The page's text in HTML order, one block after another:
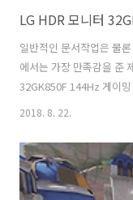
일반적인 문서작업은 물
에서는 가장 만족감을 준
32GK850F 144Hz 게이
아주 쨍하고 선명한 화면
속도를 지원하는 기본적
환의 게임을 즐길 수 있습
2018. 8. 22.